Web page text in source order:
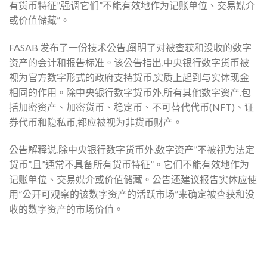
有货币特征”,强调它们”不能有效地作为记账单位、交易媒介
或价值储藏”。
FASAB 发布了一份技术公告,阐明了对被查获和没收的数字
资产的会计和报告标准。该公告指出,中央银行数字货币被
视为官方数字形式的政府支持货币,实质上起到与实体现金
相同的作用。除中央银行数字货币外,所有其他数字资产,包
括加密资产、加密货币、稳定币、不可替代代币(NFT)、证
券代币和隐私币,都应被视为非货币财产。
公告解释说,除中央银行数字货币外,数字资产”不被视为法定
货币”,且”通常不具备所有货币特征”。它们不能有效地作为
记账单位、交易媒介或价值储藏。公告还建议报告实体应使
用”公开可观察的该数字资产的活跃市场”来确定被查获和没
收的数字资产的市场价值。